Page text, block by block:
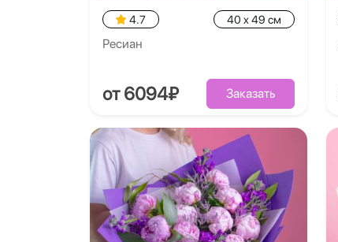
4.7 40 x 49 см
Ресиан
от 6094₽ Заказать